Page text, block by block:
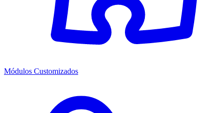
Módulos Customizados